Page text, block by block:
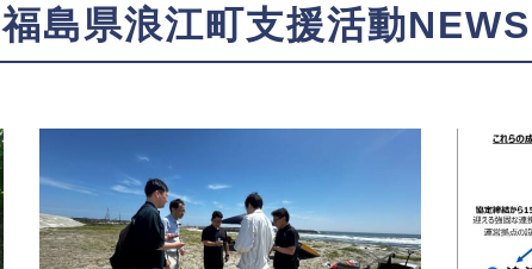
福島県浪江町支援活動NEWS